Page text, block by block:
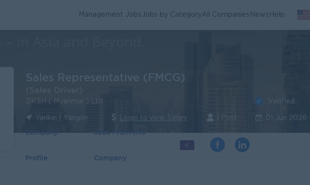
Management JobsJobs by CategoryAll Companies News Help
Sales Representative (FMCG)
DKSH ( Myanmar ) Ltd
Yankin | Yangon Login to view Salary 1 Post
Verified
01 Jun 2026
Company
Profile
Jobs From this
Company
6